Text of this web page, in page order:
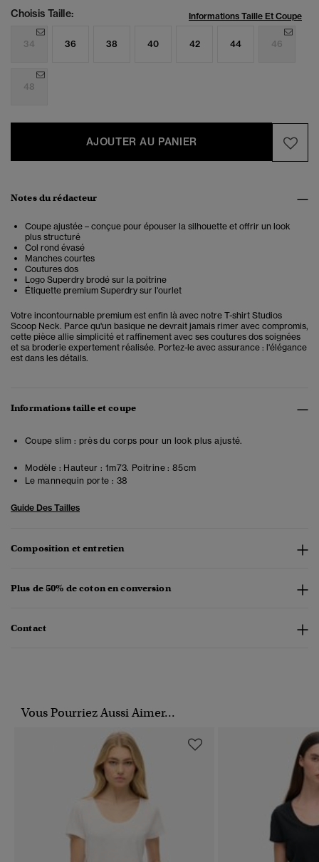
Choisis Taille: Informations Taille Et Coupe
34 36 38 40 42 44 46
48
AJOUTER AU PANIER
Notes du rédacteur
Coupe ajustée – conçue pour épouser la silhouette et offrir un look
plus structuré
Col rond évasé
Manches courtes
Coutures dos
Logo Superdry brodé sur la poitrine
Étiquette premium Superdry sur l'ourlet
Votre incontournable premium est enfin là avec notre T-shirt Studios
Scoop Neck. Parce qu'un basique ne devrait jamais rimer avec compromis,
cette pièce allie simplicité et raffinement avec ses coutures dos soignées
et sa broderie expertement réalisée. Portez-le avec assurance : l'élégance
est dans les détails.
Informations taille et coupe
Coupe slim : près du corps pour un look plus ajusté.
Modèle : Hauteur : 1m73. Poitrine : 85cm
Le mannequin porte : 38
Guide Des Tailles
Composition et entretien
Plus de 50% de coton en conversion
Contact
Vous Pourriez Aussi Aimer...